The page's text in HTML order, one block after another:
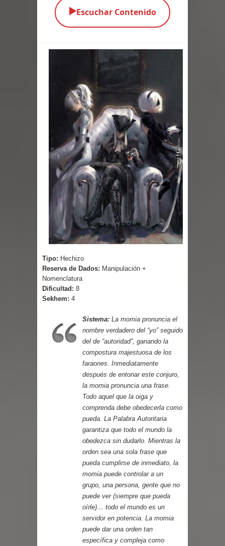
Parte 01: Escondido a Plena Luz
Parte 02: El Enemigo de mi Enemigo
Parte 06: Coletazos
Parte 05: Los Horrores del Infierno
Parte 04: Oídos Sordos
Parte 03: La Traición
Parte 02: Vuelve el Hijo Prodigo
Parte 03: Reflexiones
▶️Escuchar Contenido
Tipo: Hechizo
Reserva de Dados: Manipulación +
Nomenclatura
Dificultad: 8
Sekhem: 4
Sistema: La momia pronuncia el
nombre verdadero del “yo” seguido
del de “autoridad”, ganando la
compostura majestuosa de los
faraones. Inmediatamente
después de entonar este conjuro,
la momia pronuncia una frase.
Todo aquel que la oiga y
comprenda debe obedecerla como
pueda. La Palabra Autoritaria
garantiza que todo el mundo la
obedezca sin dudarlo. Mientras la
orden sea una sola frase que
pueda cumplirse de inmediato, la
momia puede controlar a un
grupo, una persona, gente que no
puede ver (siempre que pueda
oírle)… todo el mundo es un
servidor en potencia. La momia
puede dar una orden tan
específica y compleja como